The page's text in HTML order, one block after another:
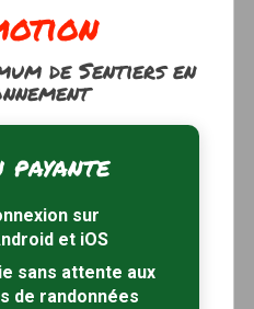
de Sentiers en
payante
sur
et iOS
sans attente aux
de randonnées